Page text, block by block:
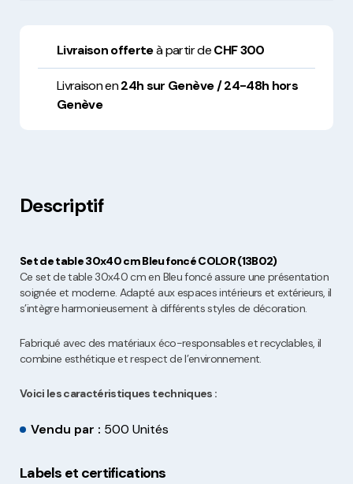
Livraison offerteà partir deCHF 300
Livraison en24h sur Genève / 24-48h hors
Genève
Descriptif
Set de table 30x40 cm Bleu foncé COLOR (13B02)
Ce set de table 30x40 cm en Bleu foncé assure une présentation
soignée et moderne. Adapté aux espaces intérieurs et extérieurs, il
s’intègre harmonieusement à différents styles de décoration.
Fabriqué avec des matériaux éco-responsables et recyclables, il
combine esthétique et respect de l’environnement.
Voici les caractéristiques techniques :
Vendu par : 500 Unités
Labels et certifications